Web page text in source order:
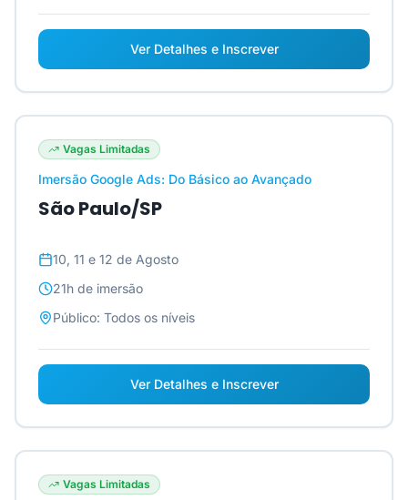
Ver Detalhes e Inscrever
Vagas Limitadas
Imersão Google Ads: Do Básico ao Avançado
São Paulo/SP
10, 11 e 12 de Agosto
21h de imersão
Público: Todos os níveis
Ver Detalhes e Inscrever
Vagas Limitadas